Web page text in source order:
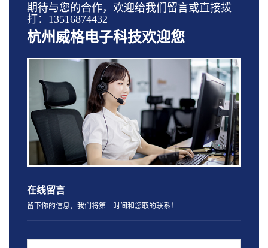
期待与您的合作，欢迎给我们留言或直接拨
打：13516874432
杭州威格电子科技欢迎您
在线留言
留下你的信息，我们将第一时间和您取的联系！